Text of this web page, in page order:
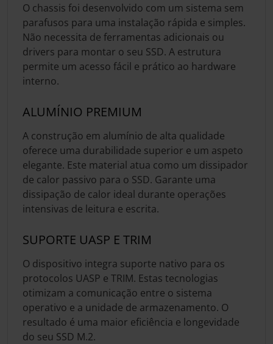
O chassis foi desenvolvido com um sistema sem
parafusos para uma instalação rápida e simples.
Não necessita de ferramentas adicionais ou
drivers para montar o seu SSD. A estrutura
permite um acesso fácil e prático ao hardware
interno.
ALUMÍNIO PREMIUM
A construção em alumínio de alta qualidade
oferece uma durabilidade superior e um aspeto
elegante. Este material atua como um dissipador
de calor passivo para o SSD. Garante uma
dissipação de calor ideal durante operações
intensivas de leitura e escrita.
SUPORTE UASP E TRIM
O dispositivo integra suporte nativo para os
protocolos UASP e TRIM. Estas tecnologias
otimizam a comunicação entre o sistema
operativo e a unidade de armazenamento. O
resultado é uma maior eficiência e longevidade
do seu SSD M.2.